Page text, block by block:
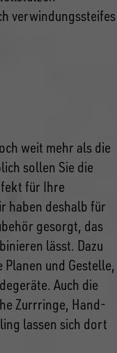
verwindungssteifes
weit mehr als die
sollen Sie die
für Ihre
haben deshalb für
gesorgt, das
lässt. Dazu
und Gestelle,
Auch die
Zurrringe, Hand-
lassen sich dort